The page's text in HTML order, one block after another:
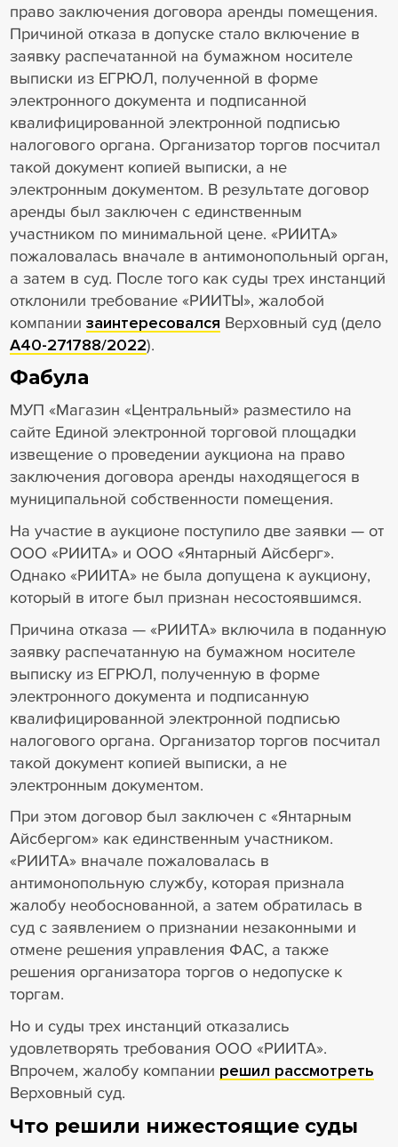
право заключения договора аренды помещения.
Причиной отказа в допуске стало включение в
заявку распечатанной на бумажном носителе
выписки из ЕГРЮЛ, полученной в форме
электронного документа и подписанной
квалифицированной электронной подписью
налогового органа. Организатор торгов посчитал
такой документ копией выписки, а не
электронным документом. В результате договор
аренды был заключен с единственным
участником по минимальной цене. «РИИТА»
пожаловалась вначале в антимонопольный орган,
а затем в суд. После того как суды трех инстанций
отклонили требование «РИИТЫ», жалобой
компании заинтересовался Верховный суд (дело
А40-271788/2022).
Фабула
МУП «Магазин «Центральный» разместило на
сайте Единой электронной торговой площадки
извещение о проведении аукциона на право
заключения договора аренды находящегося в
муниципальной собственности помещения.
На участие в аукционе поступило две заявки — от
ООО «РИИТА» и ООО «Янтарный Айсберг».
Однако «РИИТА» не была допущена к аукциону,
который в итоге был признан несостоявшимся.
Причина отказа — «РИИТА» включила в поданную
заявку распечатанную на бумажном носителе
выписку из ЕГРЮЛ, полученную в форме
электронного документа и подписанную
квалифицированной электронной подписью
налогового органа. Организатор торгов посчитал
такой документ копией выписки, а не
электронным документом.
При этом договор был заключен с «Янтарным
Айсбергом» как единственным участником.
«РИИТА» вначале пожаловалась в
антимонопольную службу, которая признала
жалобу необоснованной, а затем обратилась в
суд с заявлением о признании незаконными и
отмене решения управления ФАС, а также
решения организатора торгов о недопуске к
торгам.
Но и суды трех инстанций отказались
удовлетворять требования ООО «РИИТА».
Впрочем, жалобу компании решил рассмотреть
Верховный суд.
Что решили нижестоящие суды